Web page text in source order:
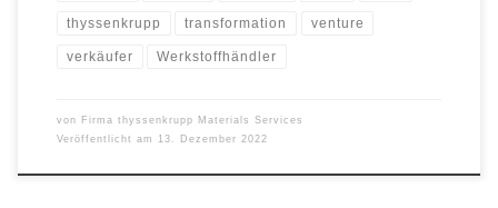
thyssenkrupp transformation venture
verkäufer Werkstoffhändler
von Firma thyssenkrupp Materials Services
Veröffentlicht am
13. Dezember 2022